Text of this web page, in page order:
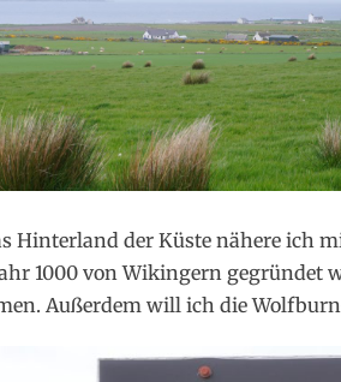
Hinterland der Küste nähere ich
1000 von Wikingern gegründet
Außerdem will ich die